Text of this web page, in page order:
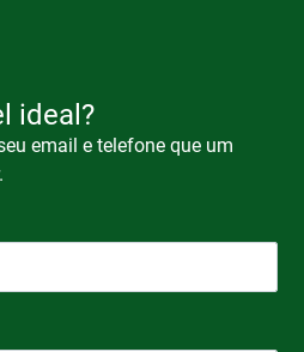
ideal?
email e telefone que um